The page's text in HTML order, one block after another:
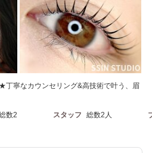
丁寧なカウンセリング&高技術で叶う、眉
数2 スタッフ 総数2人